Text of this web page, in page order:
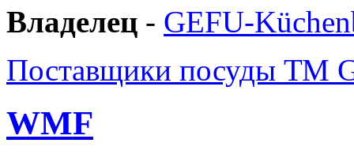
Владелец - GEFU-
Поставщики посуды ТМ
WMF